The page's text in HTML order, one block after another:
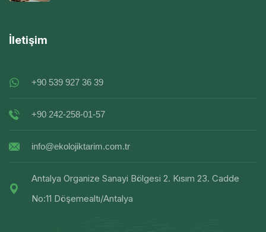
İletişim
+90 539 927 36 39
+90 242-258-01-57
info@ekolojiktarim.com.tr
Antalya Organize Sanayi Bölgesi 2. Kısım 23. Cadde
No:11 Döşemealtı/Antalya